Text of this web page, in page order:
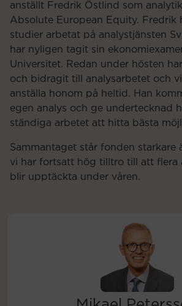
anställt Fredrik Östlind som
Absolute European Equity. Fredrik
studier arbetat på analystjänsten
har nyligen tagit sin
Universitet. Redan under hösten
och bidragit till analysarbetet och
anställa honom på heltid. Han
egen analys och ge undertecknad
ständiga arbetet att hitta bästa
Sammantaget står fonden starkare
vi har fortsatt hög tilltro till att flera
blir upptäckta under våren.